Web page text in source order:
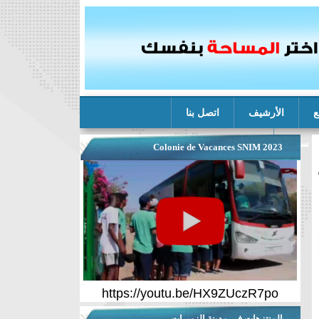
الأرشيف اتصل بنا
سنيم Colonie de Vacances SNIM 2023
https://youtu.be/HX9ZUczR7po